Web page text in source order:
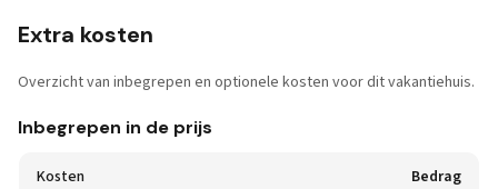
Extra kosten
Overzicht van inbegrepen en optionele kosten voor dit vakantiehuis.
Inbegrepen in de prijs
Kosten Bedrag